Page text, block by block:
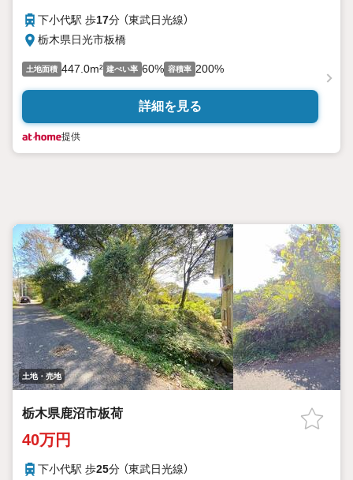
下小代駅 歩17分 （東武日光線）
栃木県日光市板橋
土地面積 447.0m² 建ぺい率 60% 容積率 200%
詳細を見る
提供
土地・売地
栃木県鹿沼市板荷
40万円
下小代駅 歩25分 （東武日光線）